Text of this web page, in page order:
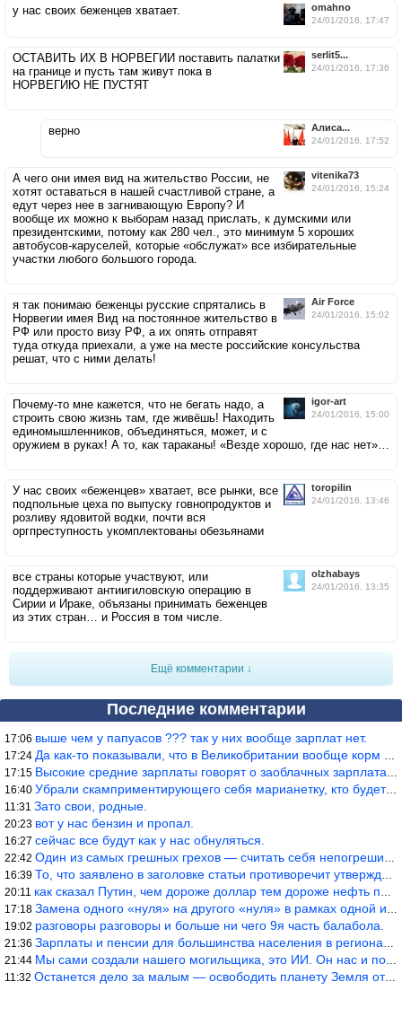
omahno
24/01/2016, 17:47
у нас своих беженцев хватает.
serlit5...
24/01/2016, 17:36
ОСТАВИТЬ ИХ В НОРВЕГИИ поставить палатки
на границе и пусть там живут пока в
НОРВЕГИЮ НЕ ПУСТЯТ
Алиса...
24/01/2016, 17:52
верно
vitenika73
24/01/2016, 15:24
А чего они имея вид на жительство России, не
хотят оставаться в нашей счастливой стране, а
едут через нее в загнивающую Европу? И
вообще их можно к выборам назад прислать, к думскими или
президентскими, потому как 280 чел., это минимум 5 хороших
автобусов-каруселей, которые «обслужат» все избирательные
участки любого большого города.
Air Force
24/01/2016, 15:02
я так понимаю беженцы русские спрятались в
Норвегии имея Вид на постоянное жительство в
РФ или просто визу РФ, а их опять отправят
туда откуда приехали, а уже на месте российские консульства
решат, что с ними делать!
igor-art
24/01/2016, 15:00
Почему-то мне кажется, что не бегать надо, а
строить свою жизнь там, где живёшь! Находить
единомышленников, объединяться, может, и с
оружием в руках! А то, как тараканы! «Везде хорошо, где нас нет»…
toropilin
24/01/2016, 13:46
У нас своих «беженцев» хватает, все рынки, все
подпольные цеха по выпуску говнопродуктов и
розливу ядовитой водки, почти вся
оргпреступность укомплектованы обезьянами
olzhabays
24/01/2016, 13:35
все страны которые участвуют, или
поддерживают антиигиловскую операцию в
Сирии и Ираке, объязаны принимать беженцев
из этих стран… и Россия в том числе.
Ещё комментарии ↓
Последние комментарии
17:06 выше чем у папуасов ??? так у них вообще зарплат нет.
17:24 Да как-то показывали, что в Великобритании вообще корм для живот
17:15 Высокие средние зарплаты говорят о заоблачных зарплатах определё
16:40 Убрали скамприментирующего себя марианетку, кто будет следующим…
11:31 Зато свои, родные.
20:23 вот у нас бензин и пропал.
16:27 сейчас все будут как у нас обнуляться.
22:42 Один из самых грешных грехов — считать себя непогрешимым.
16:39 То, что заявлено в заголовке статьи противоречит утверждению &qu
20:11 как сказал Путин, чем дороже доллар тем дороже нефть продадим.
17:18 Замена одного «нуля» на другого «нуля» в рамках одной и той же с
19:02 разговоры разговоры и больше ни чего 9я часть балабола.
21:36 Зарплаты и пенсии для большинства населения в регионах нищенские
21:44 Мы сами создали нашего могильщика, это ИИ. Он нас и похоронит. М
11:32 Останется дело за малым — освободить планету Земля от глупого ви